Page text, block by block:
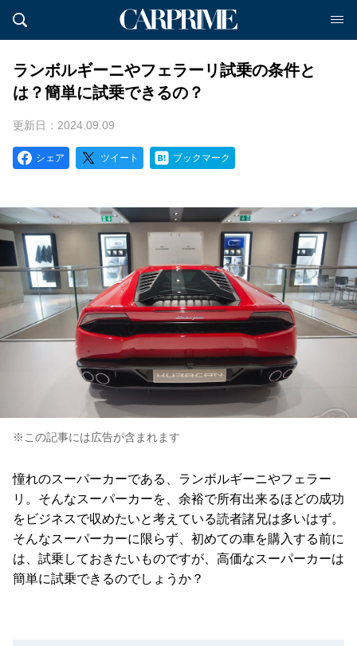
ランボルギーニやフェラーリ試乗の条件と
は？簡単に試乗できるの？
更新日：2024.09.09
シェア ツイート ブックマーク
※この記事には広告が含まれます
憧れのスーパーカーである、ランボルギーニやフェラー
リ。そんなスーパーカーを、余裕で所有出来るほどの成功
をビジネスで収めたいと考えている読者諸兄は多いはず。
そんなスーパーカーに限らず、初めての車を購入する前に
は、試乗しておきたいものですが、高価なスーパーカーは
簡単に試乗できるのでしょうか？